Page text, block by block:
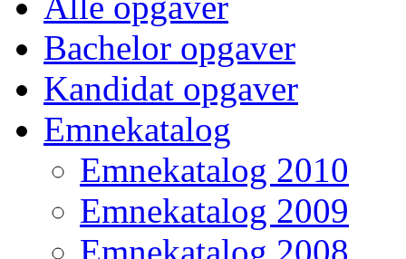
Bachelor opgaver
Kandidat opgaver
Emnekatalog
Emnekatalog 2010
Emnekatalog 2009
Emnekatalog 2008